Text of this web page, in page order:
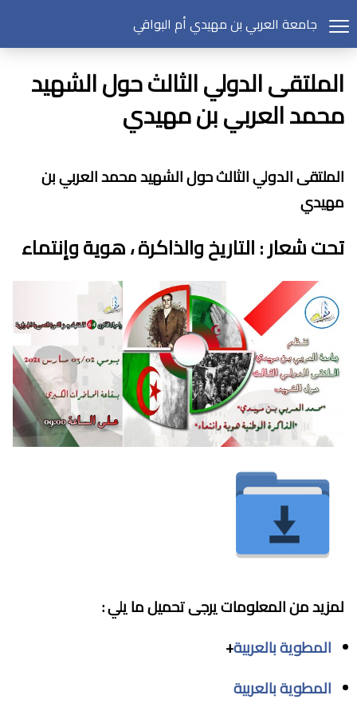
جامعة العربي بن مهيدي أم البواقي
الملتقى الدولي الثالث حول الشهيد
محمد العربي بن مهيدي
الملتقى الدولي الثالث حول الشهيد محمد العربي بن
مهيدي
تحت شعار : التاريخ والذاكرة ، هوية وإنتماء
لمزيد من المعلومات يرجى تحميل ما يلي :
المطوية بالعربية+
المطوية بالعربية